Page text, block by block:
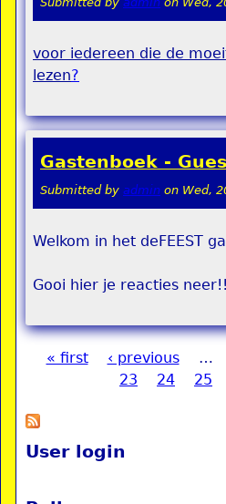
voor iedereen die de
lezen?
Gastenboek -
Submitted by admin on Wed,
Welkom in het deFEEST
Gooi hier je reacties
« first ‹ previous …
23
24 25
User login